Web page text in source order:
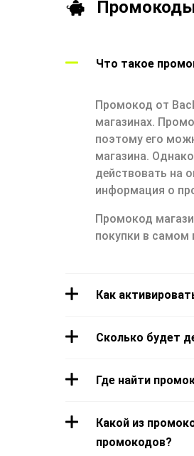
Что такое
Промокод от
магазинах.
поэтому его
магазина.
действовать на
информация о
Промокод
покупки в самом
Как
Сколько будет
Где найти
Какой из
промокодов?